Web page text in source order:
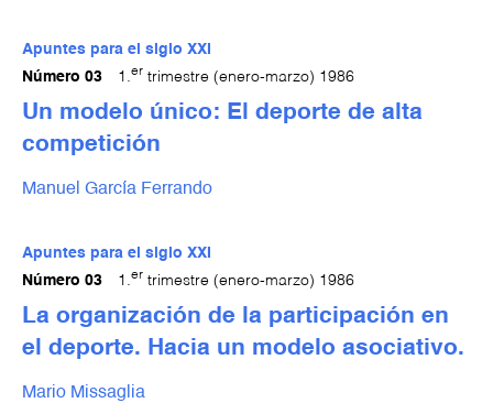
Apuntes para el siglo XXI
Número 03
1.er trimestre (enero-marzo) 1986
Un modelo único: El deporte de alta
competición
Manuel García Ferrando
Apuntes para el siglo XXI
Número 03
1.er trimestre (enero-marzo) 1986
La organización de la participación en
el deporte. Hacia un modelo asociativo.
Mario Missaglia